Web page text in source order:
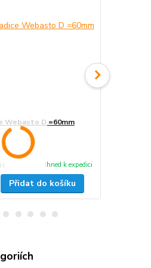
Webasto D =60mm
Ihned k expedici
Přidat do košíku